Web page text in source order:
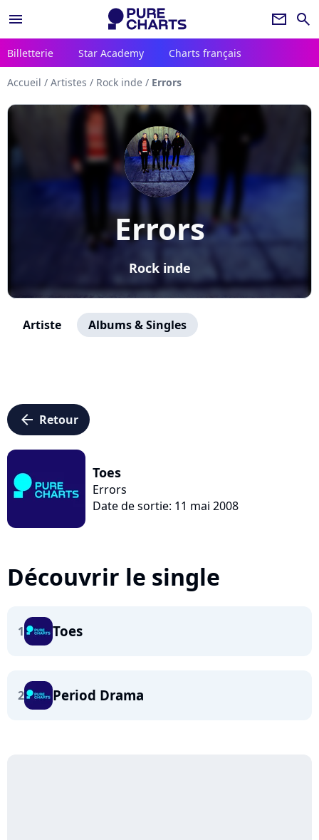
menu newsletter search
Billetterie Star Academy Charts français
Accueil / Artistes / Rock inde / Errors
Errors
Rock inde
Artiste Albums & Singles
arrow_left Retour
Toes
Errors
Date de sortie: 11 mai 2008
Découvrir le single
1 Toes
2 Period Drama